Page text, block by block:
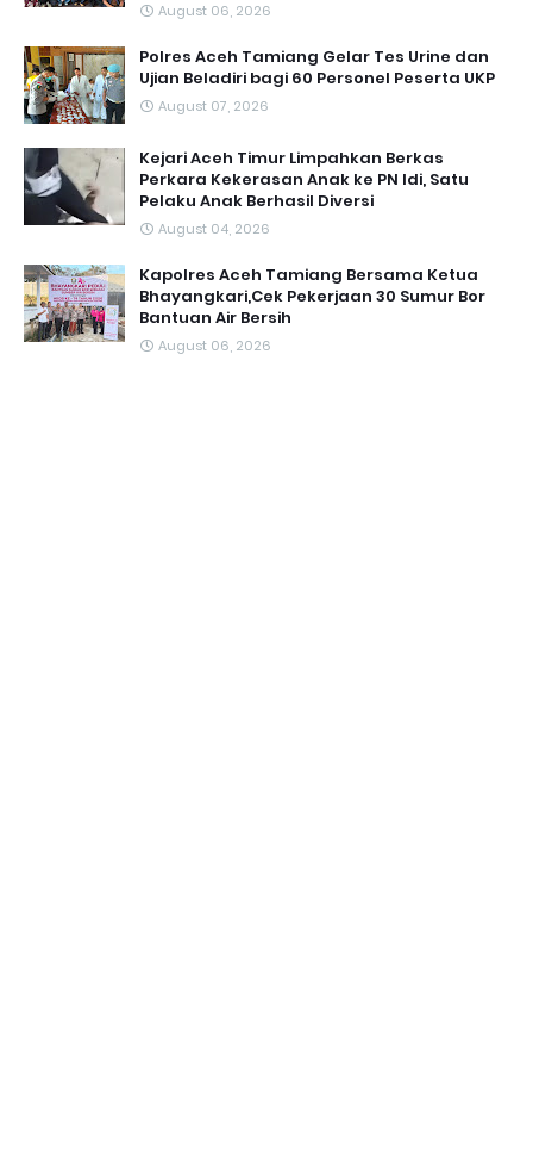
August 06, 2026
Polres Aceh Tamiang Gelar Tes Urine dan
Ujian Beladiri bagi 60 Personel Peserta UKP
August 07, 2026
Kejari Aceh Timur Limpahkan Berkas
Perkara Kekerasan Anak ke PN Idi, Satu
Pelaku Anak Berhasil Diversi
August 04, 2026
Kapolres Aceh Tamiang Bersama Ketua
Bhayangkari,Cek Pekerjaan 30 Sumur Bor
Bantuan Air Bersih
August 06, 2026